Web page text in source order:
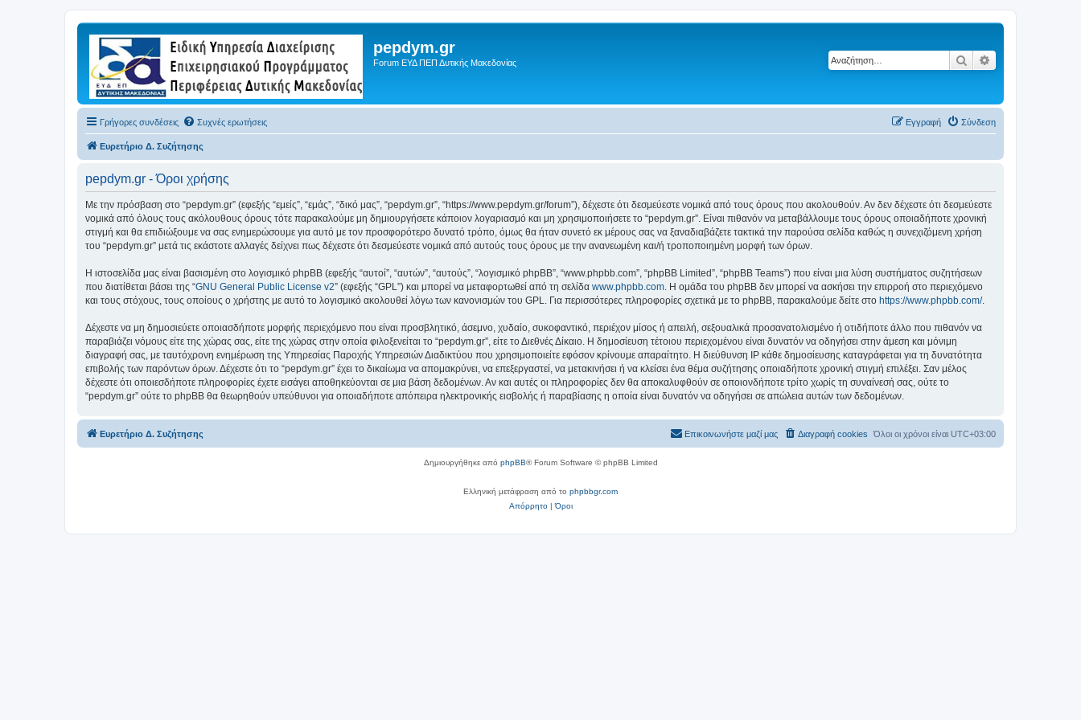
pepdym.gr
Forum ΕΥΔ ΠΕΠ Δυτικής Μακεδονίας Αναζήτηση
Γρήγορες συνδέσεις Συχνές ερωτήσεις Σύνδεση
Εγγραφή
Ευρετήριο Δ. Συζήτησης
pepdym.gr - Όροι χρήσης
Με την πρόσβαση στο “pepdym.gr” (εφεξής “εμείς”, “εμάς”, “δικό μας”, “pepdym.gr”, “https://www.pepdym.gr/forum”), δέχεστε ότι δεσμεύεστε νομικά από τους όρους που ακολουθούν. Αν δεν δέχεστε ότι δεσμεύεστε
νομικά από όλους τους ακόλουθους όρους τότε παρακαλούμε μη δημιουργήσετε κάποιον λογαριασμό και μη χρησιμοποιήσετε το “pepdym.gr”. Είναι πιθανόν να μεταβάλλουμε τους όρους οποιαδήποτε χρονική
στιγμή και θα επιδιώξουμε να σας ενημερώσουμε για αυτό με τον προσφορότερο δυνατό τρόπο, όμως θα ήταν συνετό εκ μέρους σας να ξαναδιαβάζετε τακτικά την παρούσα σελίδα καθώς η συνεχιζόμενη χρήση
του “pepdym.gr” μετά τις εκάστοτε αλλαγές δείχνει πως δέχεστε ότι δεσμεύεστε νομικά από αυτούς τους όρους με την ανανεωμένη και/ή τροποποιημένη μορφή των όρων.
Η ιστοσελίδα μας είναι βασισμένη στο λογισμικό phpBB (εφεξής “αυτοί”, “αυτών”, “αυτούς”, “λογισμικό phpBB”, “www.phpbb.com”, “phpBB Limited”, “phpBB Teams”) που είναι μια λύση συστήματος συζητήσεων
που διατίθεται βάσει της “GNU General Public License v2” (εφεξής “GPL”) και μπορεί να μεταφορτωθεί από τη σελίδα www.phpbb.com. Η ομάδα του phpBB δεν μπορεί να ασκήσει την επιρροή στο περιεχόμενο
και τους στόχους, τους οποίους ο χρήστης με αυτό το λογισμικό ακολουθεί λόγω των κανονισμών του GPL. Για περισσότερες πληροφορίες σχετικά με το phpBB, παρακαλούμε δείτε στο https://www.phpbb.com/.
Δέχεστε να μη δημοσιεύετε οποιασδήποτε μορφής περιεχόμενο που είναι προσβλητικό, άσεμνο, χυδαίο, συκοφαντικό, περιέχον μίσος ή απειλή, σεξουαλικά προσανατολισμένο ή οτιδήποτε άλλο που πιθανόν να
παραβιάζει νόμους είτε της χώρας σας, είτε της χώρας στην οποία φιλοξενείται το “pepdym.gr”, είτε το Διεθνές Δίκαιο. Η δημοσίευση τέτοιου περιεχομένου είναι δυνατόν να οδηγήσει στην άμεση και μόνιμη
διαγραφή σας, με ταυτόχρονη ενημέρωση της Υπηρεσίας Παροχής Υπηρεσιών Διαδικτύου που χρησιμοποιείτε εφόσον κρίνουμε απαραίτητο. Η διεύθυνση IP κάθε δημοσίευσης καταγράφεται για τη δυνατότητα
επιβολής των παρόντων όρων. Δέχεστε ότι το “pepdym.gr” έχει το δικαίωμα να απομακρύνει, να επεξεργαστεί, να μετακινήσει ή να κλείσει ένα θέμα συζήτησης οποιαδήποτε χρονική στιγμή επιλέξει. Σαν μέλος
δέχεστε ότι οποιεσδήποτε πληροφορίες έχετε εισάγει αποθηκεύονται σε μια βάση δεδομένων. Αν και αυτές οι πληροφορίες δεν θα αποκαλυφθούν σε οποιονδήποτε τρίτο χωρίς τη συναίνεσή σας, ούτε το
“pepdym.gr” ούτε το phpBB θα θεωρηθούν υπεύθυνοι για οποιαδήποτε απόπειρα ηλεκτρονικής εισβολής ή παραβίασης η οποία είναι δυνατόν να οδηγήσει σε απώλεια αυτών των δεδομένων.
Ευρετήριο Δ. Συζήτησης Όλοι οι χρόνοι είναι UTC+03:00
Διαγραφή cookies
Επικοινωνήστε μαζί μας
Δημιουργήθηκε από phpBB® Forum Software © phpBB Limited
Ελληνική μετάφραση από το phpbbgr.com
Απόρρητο|Όροι